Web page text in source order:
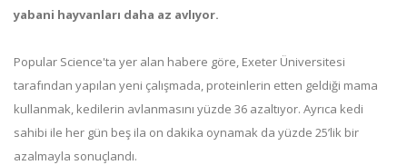
yabani hayvanları daha az avlıyor.
Popular Science'ta yer alan habere göre, Exeter Üniversitesi
tarafından yapılan yeni çalışmada, proteinlerin etten geldiği mama
kullanmak, kedilerin avlanmasını yüzde 36 azaltıyor. Ayrıca kedi
sahibi ile her gün beş ila on dakika oynamak da yüzde 25’lik bir
azalmayla sonuçlandı.